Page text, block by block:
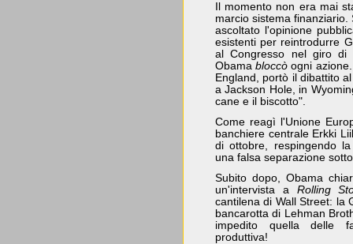
Il momento non era mai
marcio sistema
ascoltato l'opinione
esistenti per reintrodurre
al Congresso nel giro di
Obamabloccò ogni
England, portò il dibattito
a Jackson Hole, in
cane e il biscotto".
Come reagì l'Unione
banchiere centrale Erkki
di ottobre, respingendo
una falsa separazione
Subito dopo, Obama
un'intervista a Rolling
cantilena di Wall Street: la
bancarotta di Lehman
impedito quella delle
produttiva!